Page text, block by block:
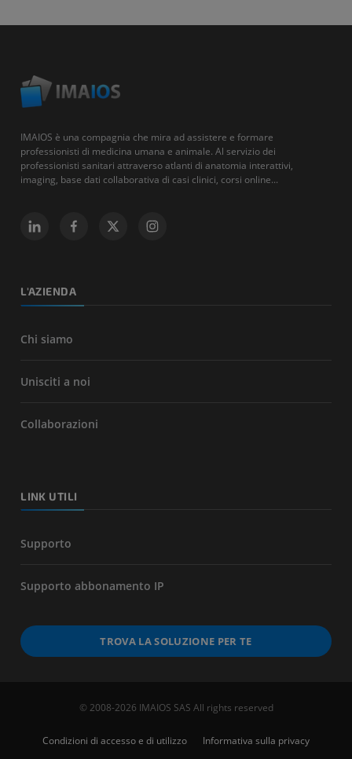
IMAIOS è una compagnia che mira ad assistere e formare
professionisti di medicina umana e animale. Al servizio dei
professionisti sanitari attraverso atlanti di anatomia interattivi,
imaging, base dati collaborativa di casi clinici, corsi online...
L'AZIENDA
Chi siamo
Unisciti a noi
Collaborazioni
LINK UTILI
Supporto
Supporto abbonamento IP
TROVA LA SOLUZIONE PER TE
© 2008-2026 IMAIOS SAS All rights reserved
Condizioni di accesso e di utilizzo Informativa sulla privacy